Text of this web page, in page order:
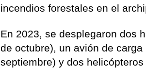
incendios forestales en el
En 2023, se desplegaron dos
de octubre), un avión de
septiembre) y dos